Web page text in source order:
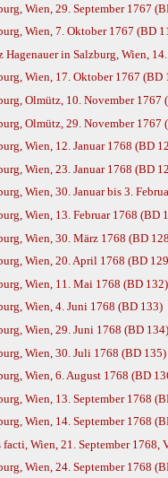
Wien, 29. September 1767
Wien, 7. Oktober 1767 (BD
in Salzburg, Wien,
Wien, 17. Oktober 1767 (BD
Olmütz, 10. November 1767
Olmütz, 29. November 1767
Wien, 12. Januar 1768 (BD
Wien, 23. Januar 1768 (BD
Wien, 30. Januar bis 3.
Wien, 13. Februar 1768 (BD
Wien, 30. März 1768 (BD
Wien, 20. April 1768 (BD
Wien, 11. Mai 1768 (BD 132)
Wien, 4. Juni 1768 (BD 133)
Wien, 29. Juni 1768 (BD 134)
Wien, 30. Juli 1768 (BD 135)
Wien, 6. August 1768 (BD
Wien, 13. September 1768
Wien, 14. September 1768
Wien, 21. September 1768,
Wien, 24. September 1768